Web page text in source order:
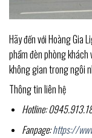
Hãy đến với Hoàng Gia
phẩm đèn phòng
không gian trong ngôi
Thông tin liên hệ
Hotline:
Fanpage:https://